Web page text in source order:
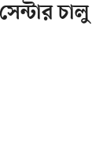
চালু